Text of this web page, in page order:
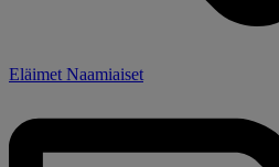
Eläimet Naamiaiset